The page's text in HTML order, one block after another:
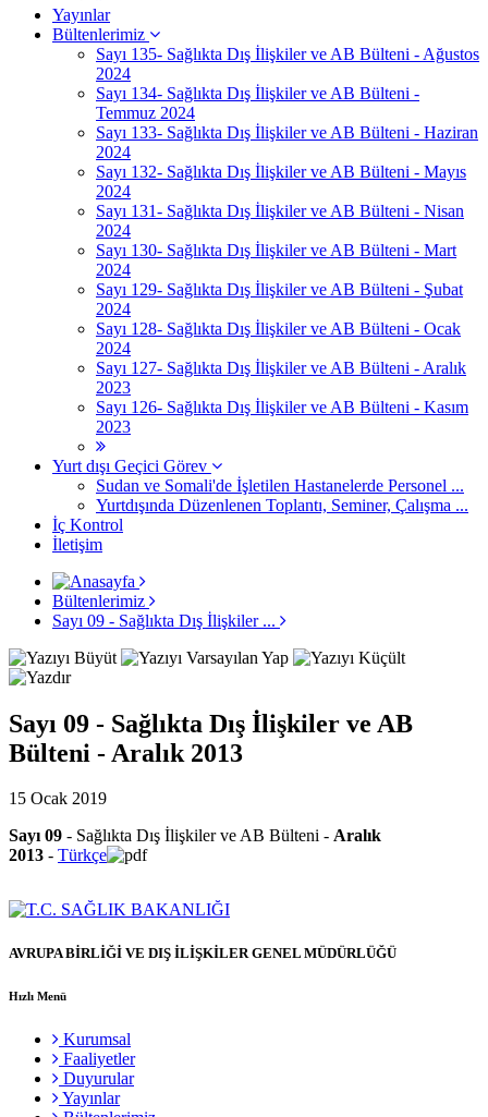
Yayınlar
Bültenlerimiz
Sayı 135- Sağlıkta Dış İlişkiler ve AB Bülteni - Ağustos
2024
Sayı 134- Sağlıkta Dış İlişkiler ve AB Bülteni -
Temmuz 2024
Sayı 133- Sağlıkta Dış İlişkiler ve AB Bülteni - Haziran
2024
Sayı 132- Sağlıkta Dış İlişkiler ve AB Bülteni - Mayıs
2024
Sayı 131- Sağlıkta Dış İlişkiler ve AB Bülteni - Nisan
2024
Sayı 130- Sağlıkta Dış İlişkiler ve AB Bülteni - Mart
2024
Sayı 129- Sağlıkta Dış İlişkiler ve AB Bülteni - Şubat
2024
Sayı 128- Sağlıkta Dış İlişkiler ve AB Bülteni - Ocak
2024
Sayı 127- Sağlıkta Dış İlişkiler ve AB Bülteni - Aralık
2023
Sayı 126- Sağlıkta Dış İlişkiler ve AB Bülteni - Kasım
2023
Yurt dışı Geçici Görev
Sudan ve Somali'de İşletilen Hastanelerde Personel ...
Yurtdışında Düzenlenen Toplantı, Seminer, Çalışma ...
İç Kontrol
İletişim
Bültenlerimiz
Sayı 09 - Sağlıkta Dış İlişkiler ...
Sayı 09 - Sağlıkta Dış İlişkiler ve AB
Bülteni - Aralık 2013
15 Ocak 2019
Sayı 09 - Sağlıkta Dış İlişkiler ve AB Bülteni - Aralık
2013 - Türkçe
AVRUPA BİRLİĞİ VE DIŞ İLİŞKİLER GENEL MÜDÜRLÜĞÜ
Hızlı Menü
Kurumsal
Faaliyetler
Duyurular
Yayınlar